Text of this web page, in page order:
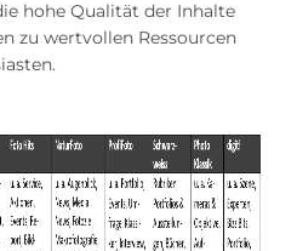
hohe Qualität der Inhalte
zu wertvollen Ressourcen